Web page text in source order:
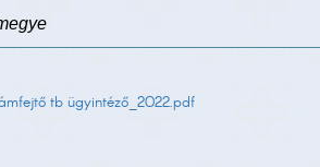
tb ügyintéző_2022.pdf